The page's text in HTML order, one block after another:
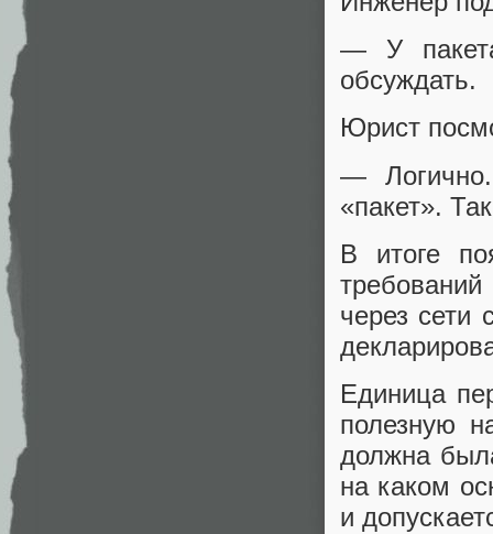
— У
обсуждать.
Юрист
—
«пакет».
В итоге
через сети
Единица
полезную
должна
на каком
и